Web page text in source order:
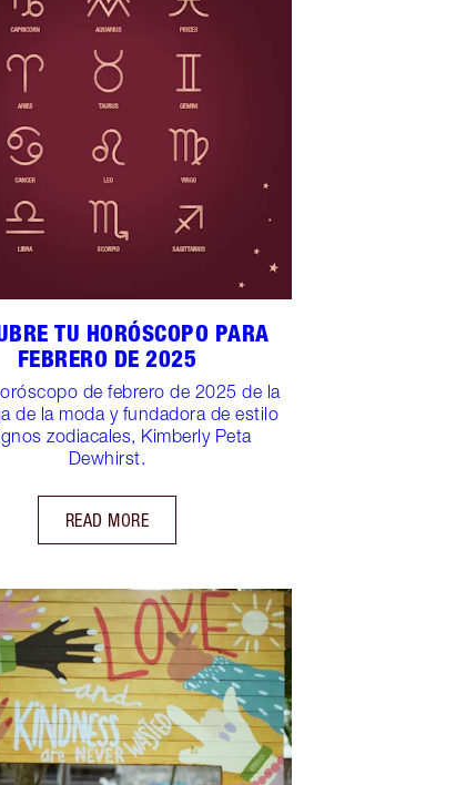
TU HORÓSCOPO PARA
FEBRERO DE 2025
de febrero de 2025 de la
de la moda y fundadora de estilo
zodiacales, Kimberly Peta
Dewhirst.
READ MORE